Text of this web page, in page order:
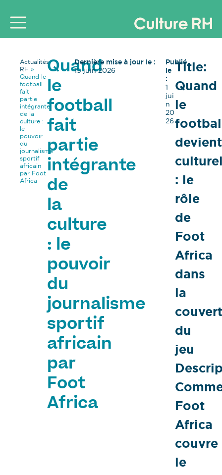
Actualités
RH »
Quand le
football
fait
partie
intégrante
de la
culture :
le
pouvoir
du
journalisme
sportif
africain
par Foot
Africa
Quand
le
football
fait
partie
intégrante
de
la
culture
: le
pouvoir
du
journalisme
sportif
africain
par
Foot
Africa
Dernière mise à jour le :
15 juin 2026
Publié
le
:
1
jui
n
20
26
Title:
Quand
le
devient
: le
rôle
de
Foot
Africa
dans
la
du
jeu
Foot
Africa
couvre
le